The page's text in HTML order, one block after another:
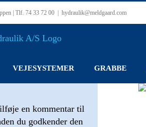
| Tlf. 74 33 72 00 hydraulik@meldgaard.com
VEJESYSTEMER GRABBE
en kommentar til
du godkender den